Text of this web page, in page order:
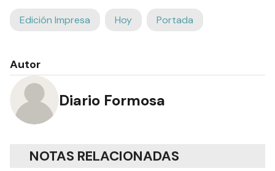
Edición Impresa Hoy Portada
Autor
Diario Formosa
NOTAS RELACIONADAS